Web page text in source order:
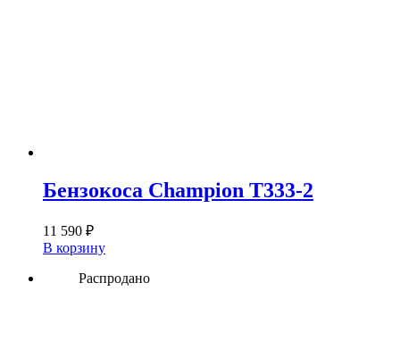
Бензокоса Champion T333-2
11 590 ₽
В корзину
Распродано